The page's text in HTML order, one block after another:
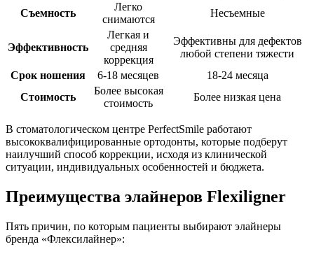
Съемность
Легко
снимаются
Несъемные
Эффективность
Легкая и
средняя
коррекция
Эффективны для дефектов
любой степени тяжести
Срок ношения
6-18 месяцев
18-24 месяца
Стоимость
Более высокая
стоимость
Более низкая цена
В стоматологическом центре PerfectSmile работают
высококвалифицированные ортодонты, которые подберут
наилучший способ коррекции, исходя из клинической
ситуации, индивидуальных особенностей и бюджета.
Преимущества элайнеров Flexiligner
Пять причин, по которым пациенты выбирают элайнеры
бренда «Флексилайнер»: